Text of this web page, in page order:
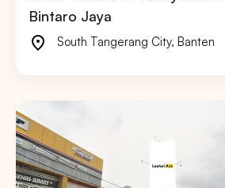
Bintaro Jaya
South Tangerang City, Banten